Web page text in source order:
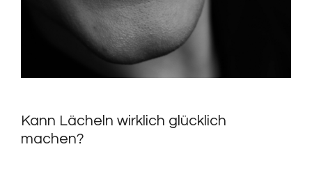
Kann Lächeln wirklich glücklich
machen?